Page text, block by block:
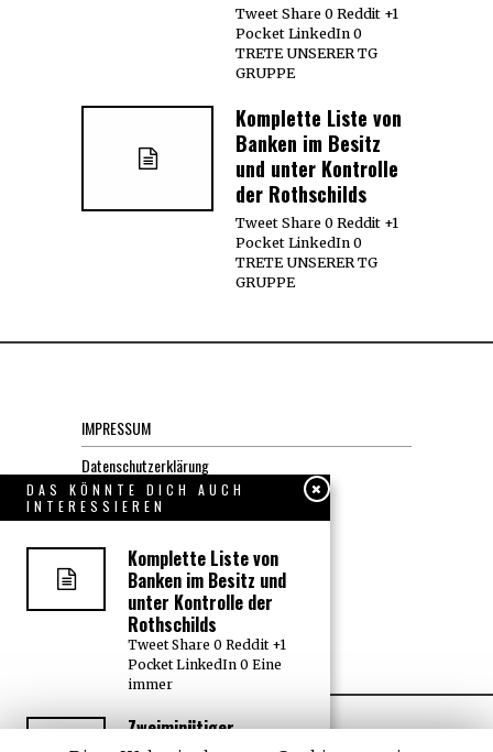
Tweet Share 0 Reddit +1
Pocket LinkedIn 0
TRETE UNSERER TG
GRUPPE
Komplette Liste von
Banken im Besitz
und unter Kontrolle
der Rothschilds
Tweet Share 0 Reddit +1
Pocket LinkedIn 0
TRETE UNSERER TG
GRUPPE
IMPRESSUM
Datenschutzerklärung
KONTAKT
Über uns, den “Wächter”
DAS KÖNNTE DICH AUCH
INTERESSIEREN
Komplette Liste von
Banken im Besitz und
unter Kontrolle der
Rothschilds
Tweet Share 0 Reddit +1
Pocket LinkedIn 0 Eine
immer
Zweiminütiger